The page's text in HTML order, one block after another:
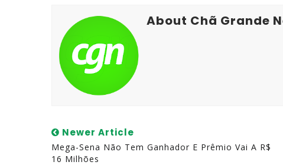
About Chã Grande
Newer Article
Mega-Sena Não Tem Ganhador E Prêmio Vai A R$
16 Milhões